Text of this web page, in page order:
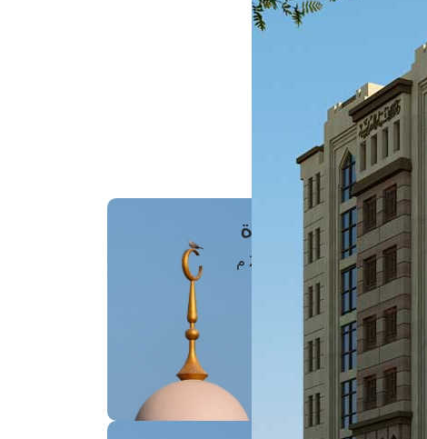
استعلام عن فتوى
حجز موعد
الفتوى الهاتفية
مَواقِيتُ الصَّـــلاة
القاهرة · 07 أغسطس 2026 م
الفجر
4 :41
الشروق
الظهر
1 : 1
العصر